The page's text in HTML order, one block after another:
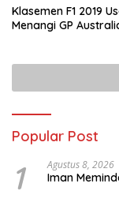
Klasemen F1 2019
Menangi GP
Popular Post
1 Agustus 8, 2026
Iman